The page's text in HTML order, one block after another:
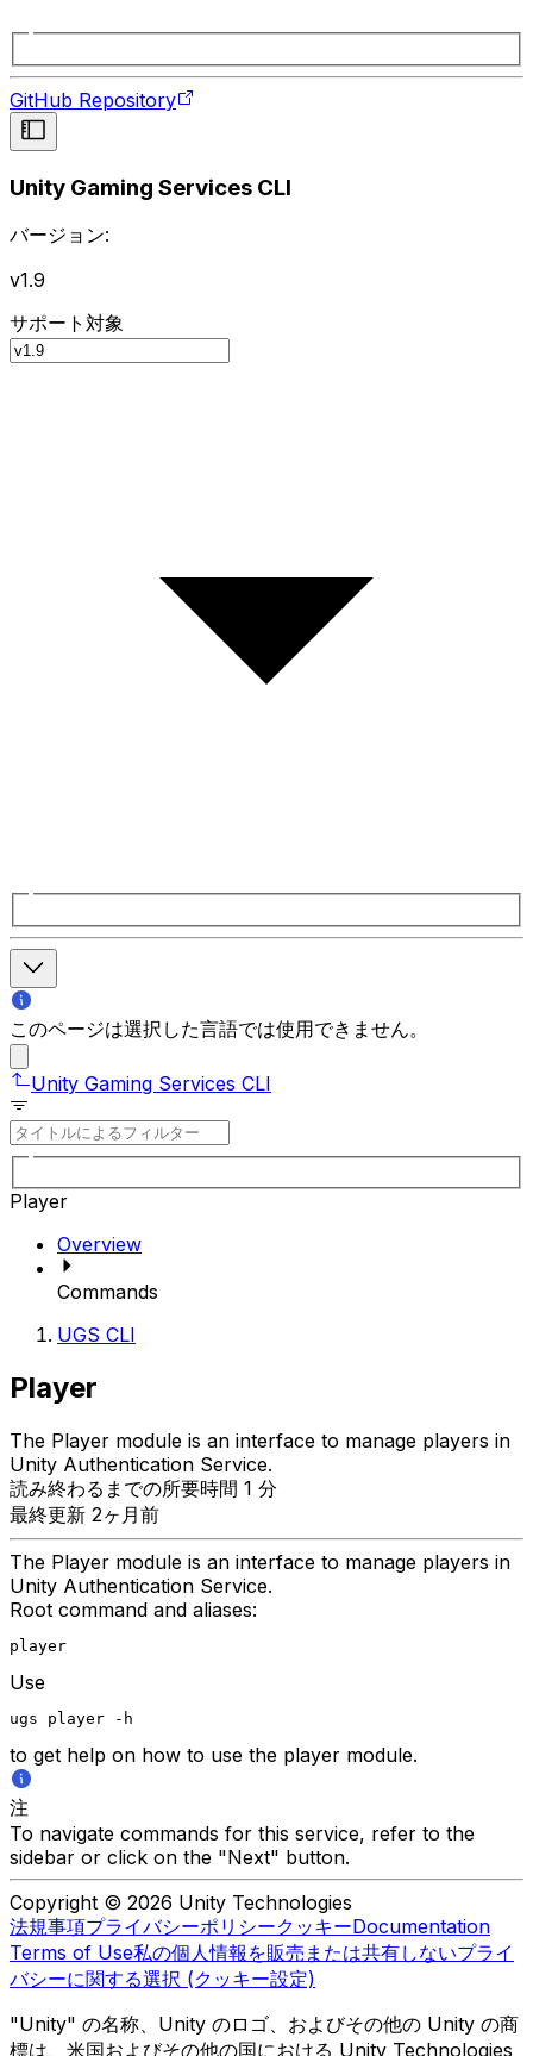
GitHub Repository
Unity Gaming Services CLI
バージョン:
v1.9
サポート対象
このページは選択した言語では使用できません。
Unity Gaming Services CLI
Player
Overview
Commands
UGS CLI
Player
The Player module is an interface to manage players in
Unity Authentication Service.
読み終わるまでの所要時間 1 分
最終更新 2ヶ月前
The Player module is an interface to manage players in
Unity Authentication Service.
Root command and aliases:
player
Use
ugs player -h
to get help on how to use the player module.
注
To navigate commands for this service, refer to the
sidebar or click on the "Next" button.
Copyright © 2026 Unity Technologies
法規事項プライバシーポリシークッキーDocumentation
Terms of Use私の個人情報を販売または共有しないプライ
バシーに関する選択 (クッキー設定)
"Unity" の名称、Unity のロゴ、およびその他の Unity の商
標は、米国およびその他の国における Unity Technologies